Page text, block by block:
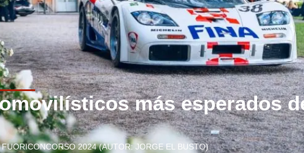
más esperados
2024 (AUTOR: JORGE EL BUSTO)